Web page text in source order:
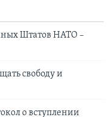
Штатов НАТО –
свободу и
о вступлении